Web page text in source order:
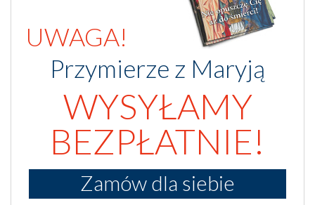
UWAGA!
Przymierze z Maryją
WYSYŁAMY
BEZPŁATNIE!
Zamów dla siebie